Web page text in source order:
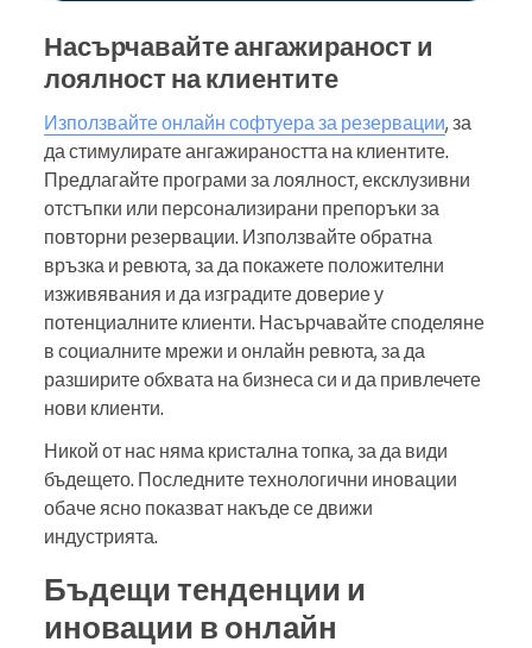
Насърчавайте ангажираност и
лоялност на клиентите
Използвайте онлайн софтуера за резервации, за
да стимулирате ангажираността на клиентите.
Предлагайте програми за лоялност, ексклузивни
отстъпки или персонализирани препоръки за
повторни резервации. Използвайте обратна
връзка и ревюта, за да покажете положителни
изживявания и да изградите доверие у
потенциалните клиенти. Насърчавайте споделяне
в социалните мрежи и онлайн ревюта, за да
разширите обхвата на бизнеса си и да привлечете
нови клиенти.
Никой от нас няма кристална топка, за да види
бъдещето. Последните технологични иновации
обаче ясно показват накъде се движи
индустрията.
Бъдещи тенденции и
иновации в онлайн